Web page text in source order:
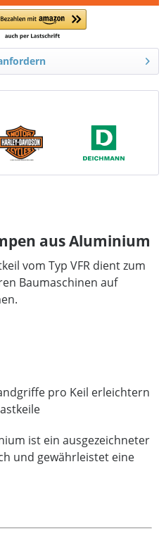
aus Aluminium
vom Typ VFR dient zum
Baumaschinen auf
pro Keil erleichtern
ist ein ausgezeichneter
und gewährleistet eine